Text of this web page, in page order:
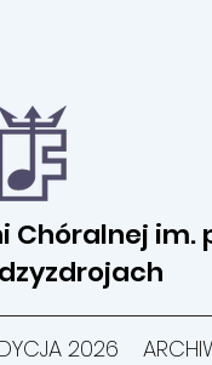
Chóralnej im.
2026